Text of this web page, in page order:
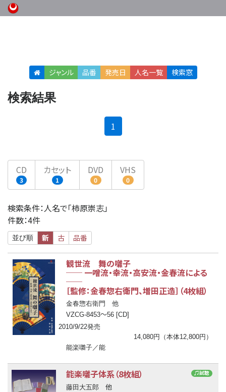
ジャンル 品番 発売日 人名一覧 検索窓
検索結果
1
CD
3
カセット
1
DVD
0
VHS
0
検索条件：人名で「柿原崇志」
件数：4件
並び順 新 古 品番
観世流 舞の囃子
── 一噌流・幸流・高安流・金春流による
──
［監修：金春惣右衛門、増田正造］（4枚組）
金春惣右衛門 他
VZCG-8453〜56 [CD]
2010/9/22発売
14,080円（本体12,800円）
能楽囃子／能
♫試聴
能楽囃子体系（8枚組）
藤田大五郎 他